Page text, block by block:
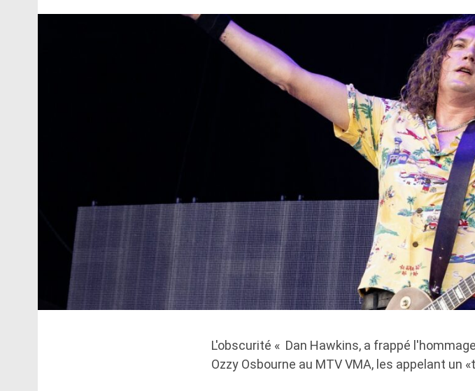
L'obscurité « Dan Hawkins, a frappé
Ozzy Osbourne au MTV VMA, les appelant un